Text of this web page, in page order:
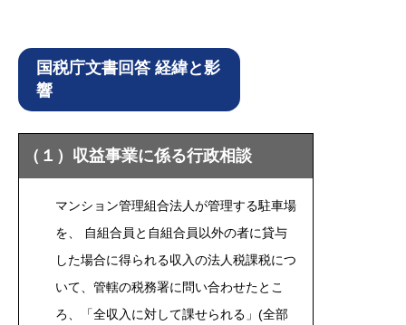
国税庁文書回答 経緯と影
響
（１）収益事業に係る行政相談
マンション管理組合法人が管理する駐車場
を、 自組合員と自組合員以外の者に貸与
した場合に得られる収入の法人税課税につ
いて、管轄の税務署に問い合わせたとこ
ろ、「全収入に対して課せられる」(全部